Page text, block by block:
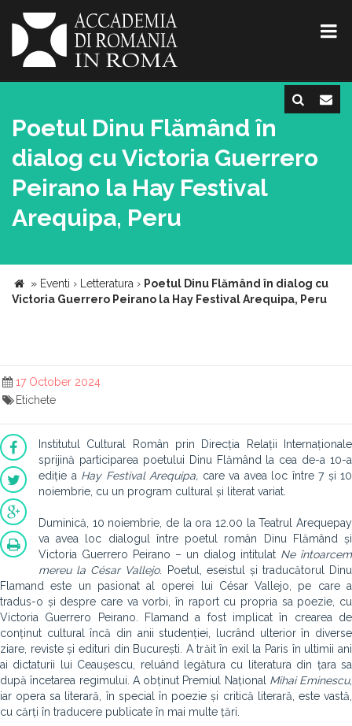
Poetul Dinu Flămând în
dialog cu Victoria Guerrero
Peirano la Hay Festival
Arequipa, Peru
» Eventi › Letteratura › Poetul Dinu Flămând în dialog cu
Victoria Guerrero Peirano la Hay Festival Arequipa, Peru
17 October 2024
Etichete
Institutul Cultural Român prin Direcția Relații Internaționale
sprijină participarea poetului Dinu Flămând la cea de-a 10-a
ediție a Hay Festival Arequipa, care va avea loc între 7 și 10
noiembrie, cu un program cultural și literat variat.
Duminică, 10 noiembrie, de la ora 12.00 la Teatrul Arequepay
va avea loc dialogul între poetul român Dinu Flămând și
Victoria Guerrero Peirano – un dialog intitulat Ne întoarcem
mereu la César Vallejo. Poetul, eseistul și traducătorul Dinu
Flamand este un pasionat al operei lui César Vallejo, pe care a
tradus-o și despre care va vorbi, în raport cu propria sa poezie, cu
Victoria Guerrero Peirano. Flamand a fost implicat în crearea de
conținut cultural încă din anii studenției, lucrând ulterior în diverse
ziare, reviste și edituri din București. A trăit în exil la Paris în ultimii ani
ai dictaturii lui Ceaușescu, reluând legătura cu literatura din țara sa
după încetarea regimului. A obținut Premiul Național Mihai Eminescu,
iar opera sa literară, în special în poezie și critică literară, este vastă,
cu cărți în traducere publicate în mai multe țări.